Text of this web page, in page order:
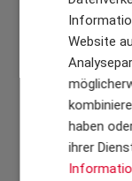
Hassan
Website
haben
ihrer